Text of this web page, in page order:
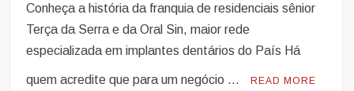
Conheça a história da franquia de residenciais sênior
Terça da Serra e da Oral Sin, maior rede
especializada em implantes dentários do País Há
quem acredite que para um negócio … READ MORE